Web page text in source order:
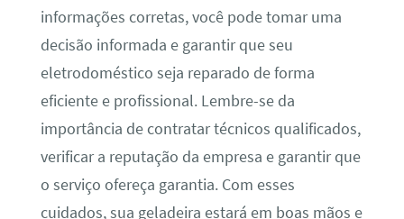
informações corretas, você pode tomar uma
decisão informada e garantir que seu
eletrodoméstico seja reparado de forma
eficiente e profissional. Lembre-se da
importância de contratar técnicos qualificados,
verificar a reputação da empresa e garantir que
o serviço ofereça garantia. Com esses
cuidados, sua geladeira estará em boas mãos e